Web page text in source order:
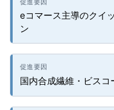
eコマース主導のクイ
ン
国内合成繊維・ビスコ